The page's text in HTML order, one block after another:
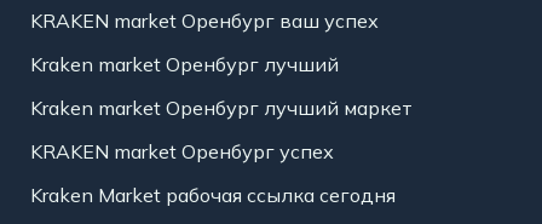
KRAKEN market Оренбург ваш успех
Kraken market Оренбург лучший
Kraken market Оренбург лучший маркет
KRAKEN market Оренбург успех
Kraken Market рабочая ссылка сегодня